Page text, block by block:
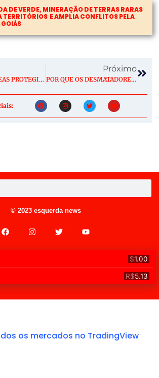
DE VERDE, MINERAÇÃO DE TERRAS RARAS
TERRITÓRIOS E AMPLIA CONFLITOS PELA
QUASE 600 ÁREAS PROTEGIDAS DA AMAZÔNIA NÃO REGISTRARAM DESMATAMENTO NO PRIMEIRO SEMESTRE
Próximo
POR QUE OS DESMATADORES INVESTEM EM DESTRUIR A FLORESTA AMAZÔNICA – 4: DINÂMICA DA OCUPAÇÃO EM APUÍ
© 2023 esquerda news
os mercados no TradingView